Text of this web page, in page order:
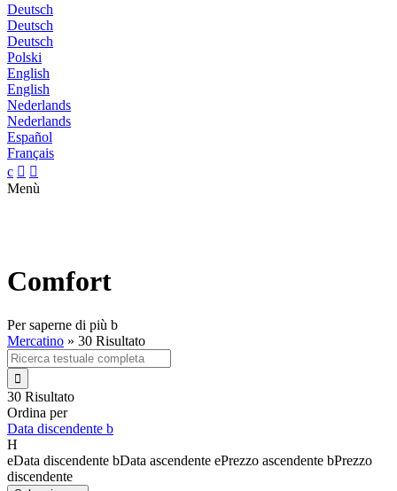
Deutsch
Deutsch
Deutsch
Polski
English
English
Nederlands
Nederlands
Español
Français
c  
Menù
Comfort
Per saperne di più b
Mercatino » 30 Risultato

30 Risultato
Ordina per
Data discendente b
H
eData discendente bData ascendente ePrezzo ascendente bPrezzo
discendente